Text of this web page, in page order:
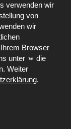
verwenden wir
von
wir
Browser
unter
die
Weiter
.